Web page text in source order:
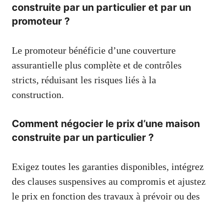
construite par un particulier et par un
promoteur ?
Le promoteur bénéficie d’une couverture
assurantielle plus complète et de contrôles
stricts, réduisant les risques liés à la
construction.
Comment négocier le prix d’une maison
construite par un particulier ?
Exigez toutes les garanties disponibles, intégrez
des clauses suspensives au compromis et ajustez
le prix en fonction des travaux à prévoir ou des